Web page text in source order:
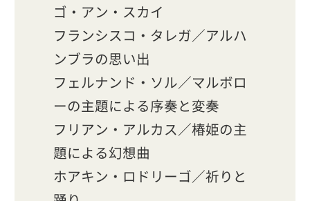
ゴ・アン・スカイ
フランシスコ・タレガ／アルハ
ンブラの思い出
フェルナンド・ソル／マルボロ
ーの主題による序奏と変奏
フリアン・アルカス／椿姫の主
題による幻想曲
ホアキン・ロドリーゴ／祈りと